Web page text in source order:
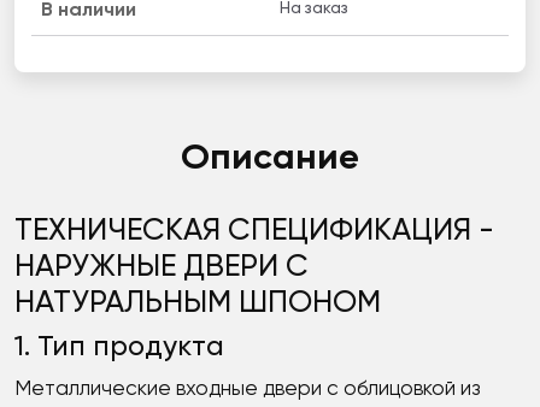
B наличии На заказ
Описание
ТЕХНИЧЕСКАЯ СПЕЦИФИКАЦИЯ -
НАРУЖНЫЕ ДВЕРИ С
НАТУРАЛЬНЫМ ШПОНОМ
1. Тип продукта
Металлические входные двери с облицовкой из